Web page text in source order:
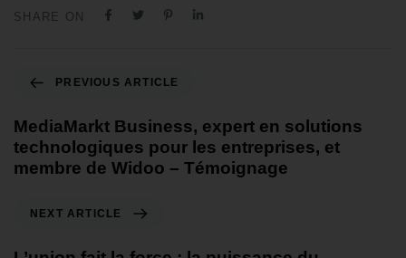
SHARE ON
PREVIOUS ARTICLE
MediaMarkt Business, expert en solutions
technologiques pour les entreprises, et
membre de Widoo – Témoignage
NEXT ARTICLE